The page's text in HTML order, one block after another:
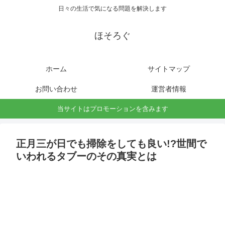
日々の生活で気になる問題を解決します
ほそろぐ
ホーム サイトマップ
お問い合わせ 運営者情報
当サイトはプロモーションを含みます
正月三が日でも掃除をしても良い!?世間で
いわれるタブーのその真実とは